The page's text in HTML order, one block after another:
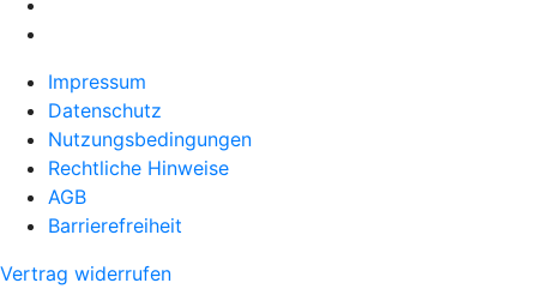
Impressum
Datenschutz
Nutzungsbedingungen
Rechtliche Hinweise
AGB
Barrierefreiheit
Vertrag widerrufen